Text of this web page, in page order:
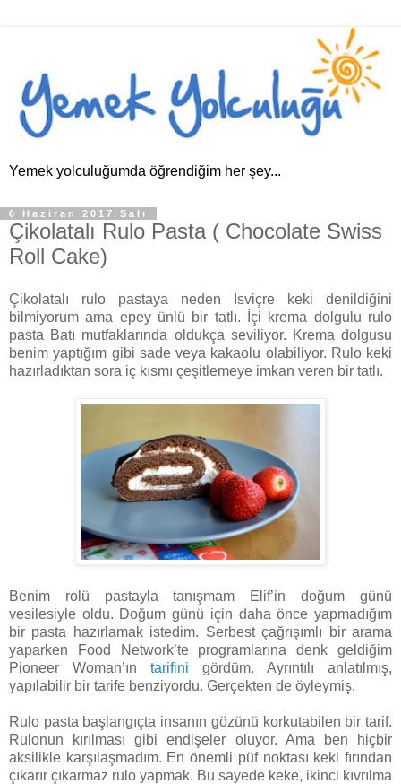
Yemek yolculuğumda öğrendiğim her şey...
6 Haziran 2017 Salı
Çikolatalı Rulo Pasta ( Chocolate Swiss
Roll Cake)
Çikolatalı rulo pastaya neden İsviçre keki denildiğini
bilmiyorum ama epey ünlü bir tatlı. İçi krema dolgulu rulo
pasta Batı mutfaklarında oldukça seviliyor. Krema dolgusu
benim yaptığım gibi sade veya kakaolu olabiliyor. Rulo keki
hazırladıktan sora iç kısmı çeşitlemeye imkan veren bir tatlı.
Benim rolü pastayla tanışmam Elif’in doğum günü
vesilesiyle oldu. Doğum günü için daha önce yapmadığım
bir pasta hazırlamak istedim. Serbest çağrışımlı bir arama
yaparken Food Network’te programlarına denk geldiğim
Pioneer Woman’ın tarifini gördüm. Ayrıntılı anlatılmış,
yapılabilir bir tarife benziyordu. Gerçekten de öyleymiş.
Rulo pasta başlangıçta insanın gözünü korkutabilen bir tarif.
Rulonun kırılması gibi endişeler oluyor. Ama ben hiçbir
aksilikle karşılaşmadım. En önemli püf noktası keki fırından
çıkarır çıkarmaz rulo yapmak. Bu sayede keke, ikinci kıvrılma